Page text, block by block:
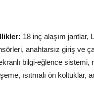
18 inç alaşım jantlar,
anahtarsız giriş ve
bilgi-eğlence sistemi,
ısıtmalı ön koltuklar,